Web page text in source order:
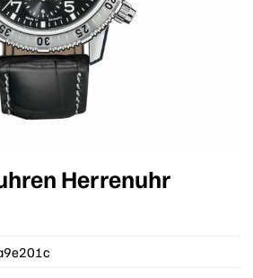
Herrenuhr